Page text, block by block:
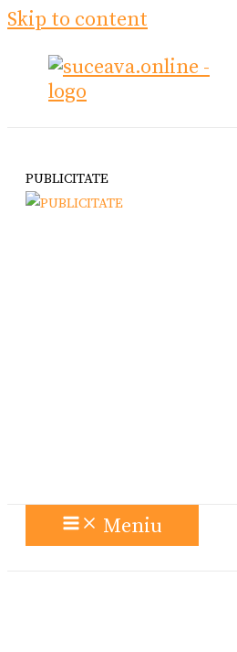
Skip to content
PUBLICITATE
Meniu